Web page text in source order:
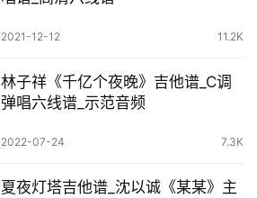
2021-12-12 11.2K
林子祥《千亿个夜晚》吉他谱_C调
弹唱六线谱_示范音频
2022-07-24 7.3K
夏夜灯塔吉他谱_沈以诚《某某》主